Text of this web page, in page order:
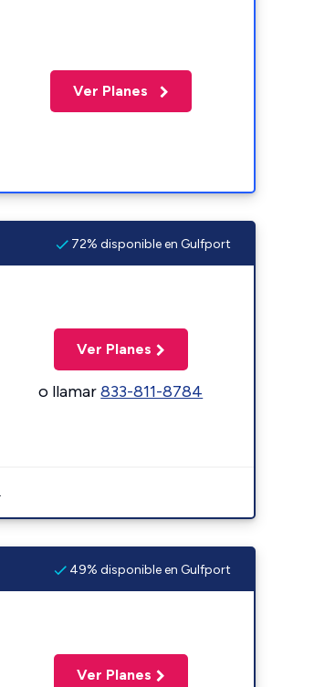
Ver Planes
72% disponible en Gulfport
Ver Planes
o llamar833-811-8784
49% disponible en Gulfport
Ver Planes